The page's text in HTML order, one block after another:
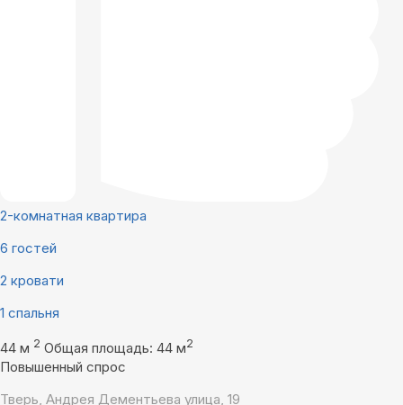
2-комнатная квартира
6 гостей
2 кровати
1 спальня
44 м 2 Общая площадь: 44 м2
Повышенный спрос
Тверь, Андрея Дементьева улица, 19